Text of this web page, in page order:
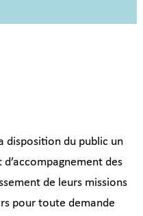
disposition du public un
des
de leurs missions
pour toute demande